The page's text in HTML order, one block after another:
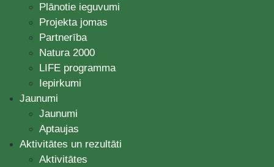
Plānotie ieguvumi
Projekta jomas
Partnerība
Natura 2000
LIFE programma
Iepirkumi
Jaunumi
Jaunumi
Aptaujas
Aktivitātes un rezultāti
Aktivitātes